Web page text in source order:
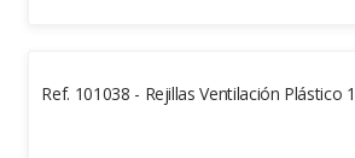
Ref. 101038 - Rejillas Ventilación Plástico